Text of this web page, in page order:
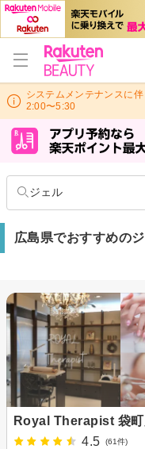
システムメンテナンスに
2:00〜5:30
ジェル
広島県でおすすめの
Royal Therapist 袋
4.5
(61件)